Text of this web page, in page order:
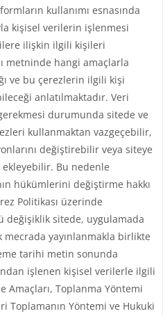
kullanımı esnasında
kişisel verilerin işlenmesi
ilişkin ilgili kişileri
metninde hangi amaçlarla
ve bu çerezlerin ilgili kişi
anlatılmaktadır. Veri
durumunda sitede ve
kullanmaktan vazgeçebilir,
değiştirebilir veya siteye
Bu nedenle
hükümlerini değiştirme hakkı
Politikası üzerinde
sitede, uygulamada
mecrada yayınlanmakla birlikte
tarihi metin sonunda
işlenen kişisel verilerle ilgili
Amaçları, Toplanma Yöntemi
Toplamanın Yöntemi ve Hukuki